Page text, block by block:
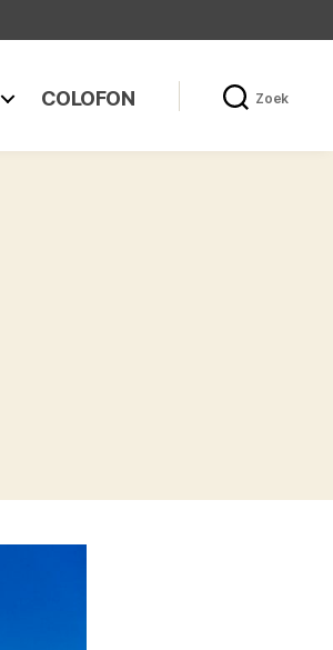
COLOFON Zoek